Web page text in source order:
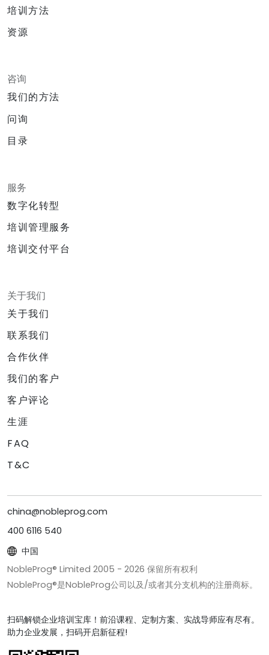
培训方法
资源
咨询
我们的方法
问询
目录
服务
数字化转型
培训管理服务
培训交付平台
关于我们
关于我们
联系我们
合作伙伴
我们的客户
客户评论
生涯
FAQ
T&C
china@nobleprog.com
400 6116 540
中国
NobleProg® Limited 2005 - 2026 保留所有权利
NobleProg®是NobleProg公司以及/或者其分支机构的注册商标。
扫码解锁企业培训宝库！前沿课程、定制方案、实战导师应有尽有。
助力企业发展，扫码开启新征程!